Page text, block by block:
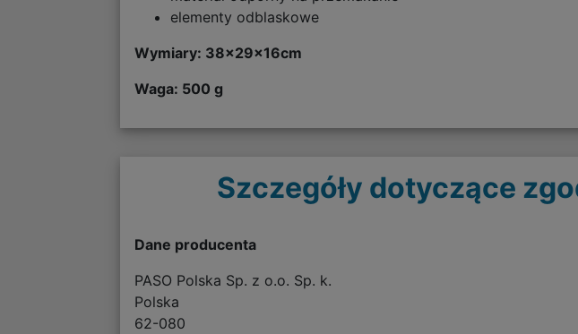
elementy odblaskowe
Wymiary: 38x29x16cm
Waga: 500 g
Szczegóły dotyczące
Dane producenta
PASO Polska Sp. z o.o. Sp. k.
Polska
62-080